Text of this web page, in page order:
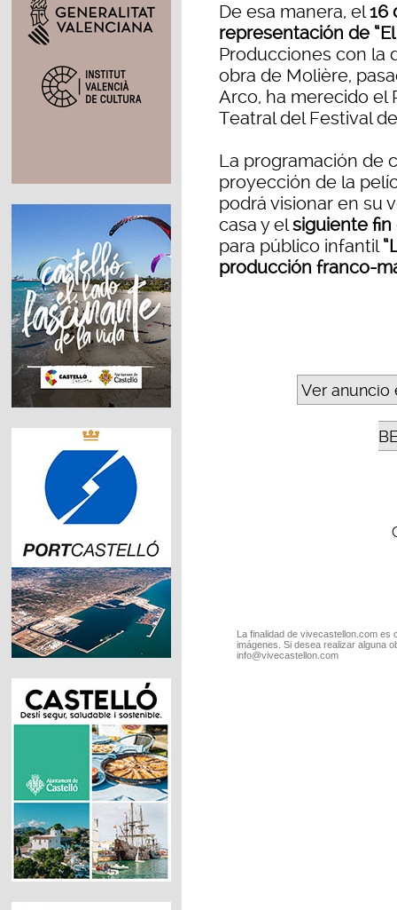
De esa manera, el16
representación de
Producciones con la
obra de Molière,
Arco, ha merecido el
Teatral del Festival
La programación de
proyección de la
podrá visionar en su
casa y elsiguiente
para público infantil
producción franco-
Ver anuncio
La finalidad de vivecastellon.com
imágenes. Si desea realizar alguna
info@vivecastellon.com